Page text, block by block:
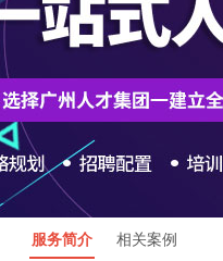
服务简介 相关案例